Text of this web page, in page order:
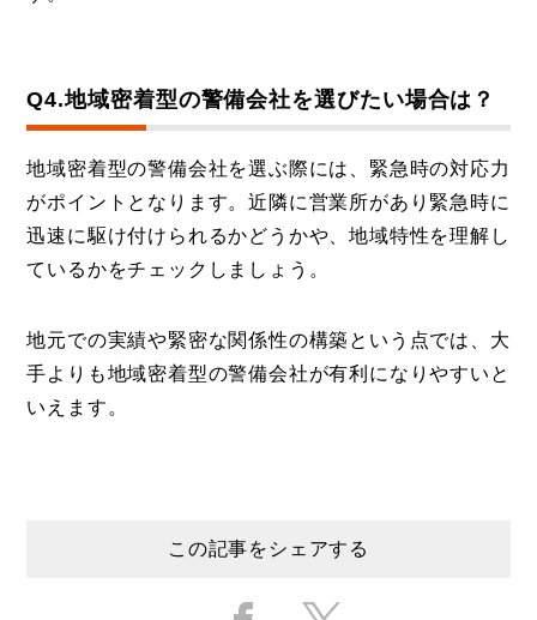
Q4.地域密着型の警備会社を選びたい場合は？
地域密着型の警備会社を選ぶ際には、緊急時の対応力
がポイントとなります。近隣に営業所があり緊急時に
迅速に駆け付けられるかどうかや、地域特性を理解し
ているかをチェックしましょう。
地元での実績や緊密な関係性の構築という点では、大
手よりも地域密着型の警備会社が有利になりやすいと
いえます。
この記事をシェアする